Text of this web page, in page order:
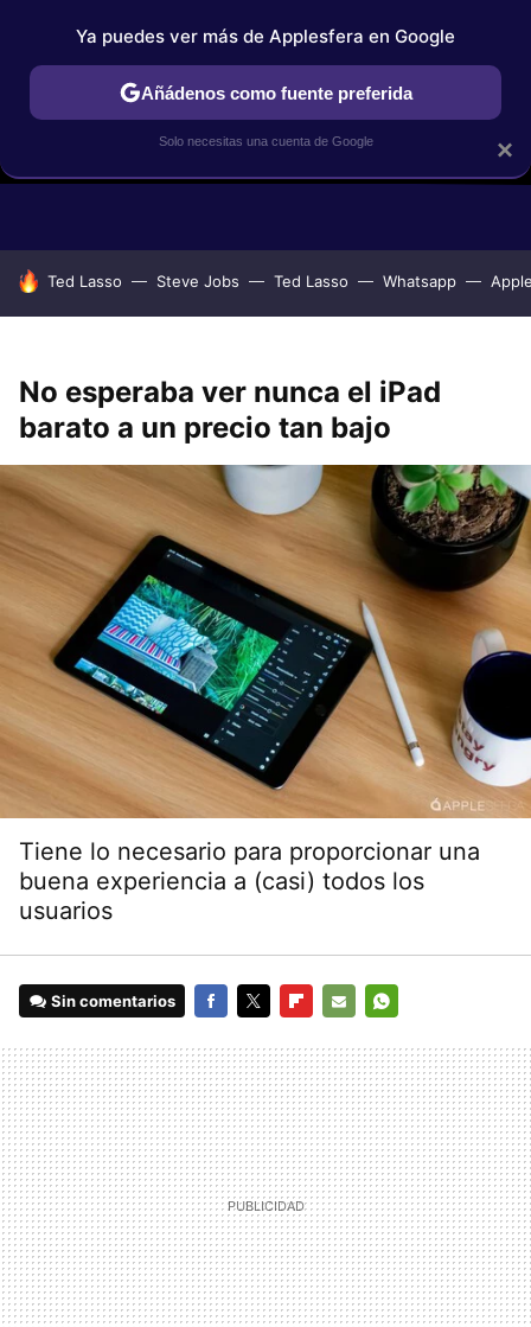
GUÍAS DE COMPRA COMPARATIVAS APPLE VS OTROS
HOY SE HABLA DE
Ted Lasso Steve Jobs Ted Lasso Whatsapp
No esperaba ver nunca el iPad
barato a un precio tan bajo
Tiene lo necesario para proporcionar una
buena experiencia a (casi) todos los
usuarios
Sin comentarios
MAIL
×
Ya puedes ver más de Applesfera en Google
Añádenos como fuente preferida
Solo necesitas una cuenta de Google